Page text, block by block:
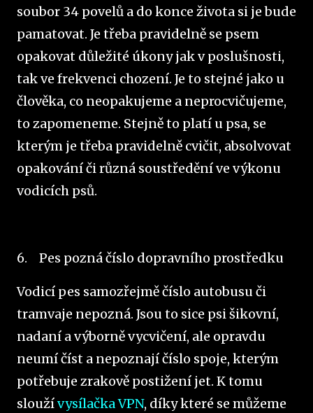
soubor 34 povelů a do konce života si je bude
pamatovat. Je třeba pravidelně se psem
opakovat důležité úkony jak v poslušnosti,
tak ve frekvenci chození. Je to stejné jako u
člověka, co neopakujeme a neprocvičujeme,
to zapomeneme. Stejně to platí u psa, se
kterým je třeba pravidelně cvičit, absolvovat
opakování či různá soustředění ve výkonu
vodicích psů.
6. Pes pozná číslo dopravního prostředku
Vodicí pes samozřejmě číslo autobusu či
tramvaje nepozná. Jsou to sice psi šikovní,
nadaní a výborně vycvičení, ale opravdu
neumí číst a nepoznají číslo spoje, kterým
potřebuje zrakově postižení jet. K tomu
sloužívysílačka VPN, díky které se můžeme